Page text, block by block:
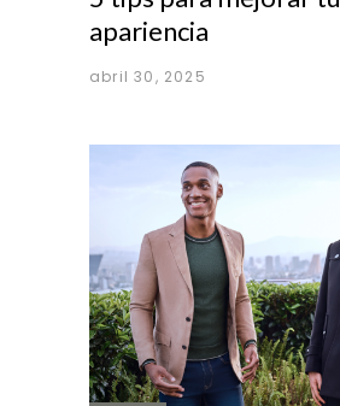
apariencia
abril 30, 2025